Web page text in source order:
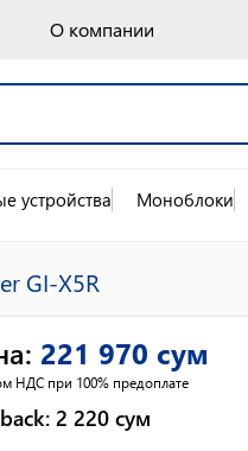
О компании
устройства Моноблоки
GI-X5R
: 221 970 сум
НДС при 100% предоплате
2 220 сум